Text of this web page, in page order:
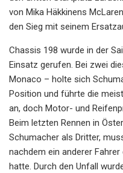
von Mika Häkkinens
den Sieg mit seinem
Chassis 198 wurde in der
Einsatz gerufen. Bei zwei
Monaco – holte sich
Position und führte die
an, doch Motor- und
Beim letzten Rennen in
Schumacher als Dritter,
nachdem ein anderer
hatte. Durch den Unfall